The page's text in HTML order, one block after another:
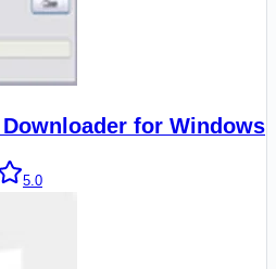
for Windows
5.0